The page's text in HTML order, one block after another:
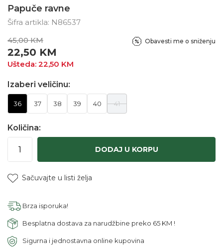
Papuče ravne
Šifra artikla: N86537
45,00 KM
22,50 KM
Ušteda: 22,50 KM
Obavesti me o sniženju
Izaberi veličinu:
36 37 38 39 40 41
Količina:
DODAJ U KORPU
Sačuvajte u listi želja
Brza isporuka!
Besplatna dostava za narudžbine preko 65 KM !
Sigurna i jednostavna online kupovina